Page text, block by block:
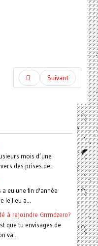
Suivant
mois d’une
des prises de...
eu une fin d'année
lieu a...
à rejoindre Grrrndzero?
que tu envisages de
va...